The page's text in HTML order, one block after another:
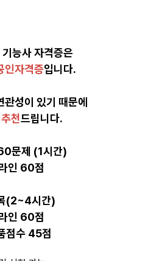
니다!!
능사 자격증은
인자격증입니다.
성이 있기 때문에
천드립니다.
문제 (1시간)
인 60점
(2~4시간)
인 60점
점수 45점